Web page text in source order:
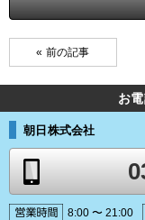
« 前の記事
お
朝日株式会社
8:00 〜 21:00